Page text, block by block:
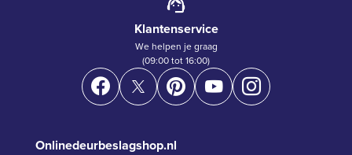
Klantenservice
We helpen je graag
(09:00 tot 16:00)
Onlinedeurbeslagshop.nl